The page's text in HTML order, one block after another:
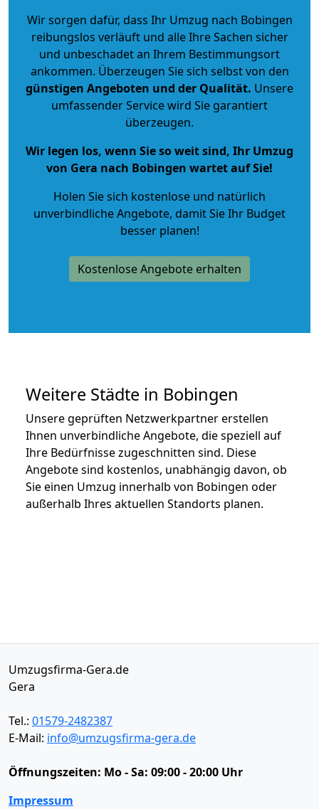
Wir sorgen dafür, dass Ihr Umzug nach Bobingen
reibungslos verläuft und alle Ihre Sachen sicher
und unbeschadet an Ihrem Bestimmungsort
ankommen. Überzeugen Sie sich selbst von den
günstigen Angeboten und der Qualität. Unsere
umfassender Service wird Sie garantiert
überzeugen.
Wir legen los, wenn Sie so weit sind, Ihr Umzug
von Gera nach Bobingen wartet auf Sie!
Holen Sie sich kostenlose und natürlich
unverbindliche Angebote, damit Sie Ihr Budget
besser planen!
Kostenlose Angebote erhalten
Weitere Städte in Bobingen
Unsere geprüften Netzwerkpartner erstellen
Ihnen unverbindliche Angebote, die speziell auf
Ihre Bedürfnisse zugeschnitten sind. Diese
Angebote sind kostenlos, unabhängig davon, ob
Sie einen Umzug innerhalb von Bobingen oder
außerhalb Ihres aktuellen Standorts planen.
Umzugsfirma-Gera.de
Gera
Tel.: 01579-2482387
E-Mail: info@umzugsfirma-gera.de
Öffnungszeiten: Mo - Sa: 09:00 - 20:00 Uhr
Impressum